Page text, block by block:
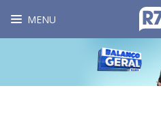
MENU